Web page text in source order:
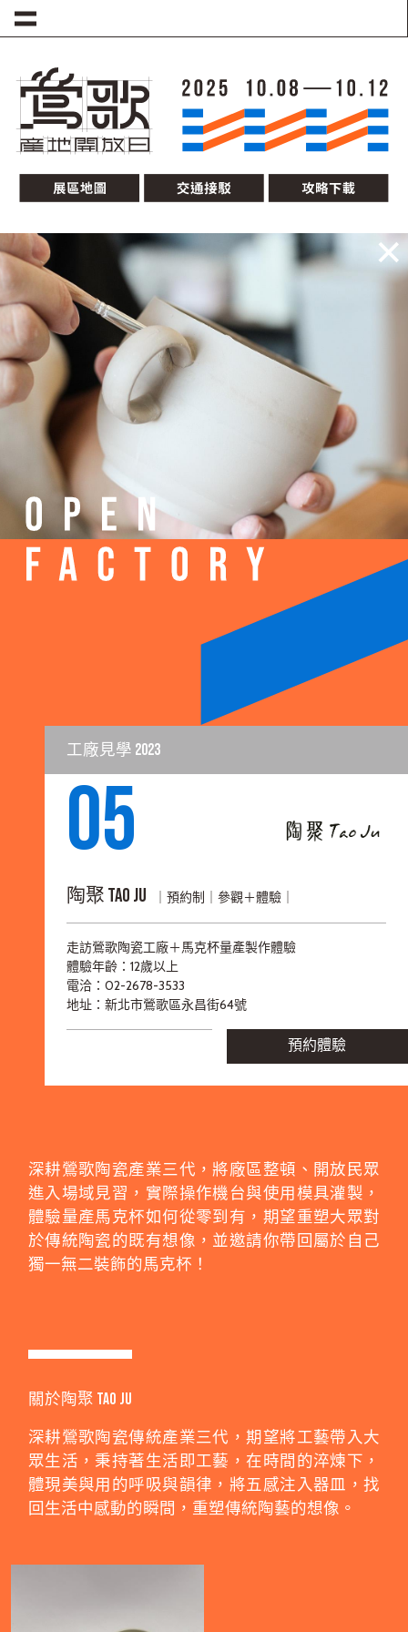
移至主內容
圖片
深耕鶯歌陶瓷產業三代，將廠區整頓、開放民眾
進入場域見習，實際操作機台與使用模具灌製，
體驗量產馬克杯如何從零到有，期望重塑大眾對
於傳統陶瓷的既有想像，並邀請你帶回屬於自己
獨一無二裝飾的馬克杯！
工廠見學 2023
05
陶聚 Tao Ju ｜預約制｜參觀＋體驗｜
走訪鶯歌陶瓷工廠＋馬克杯量產製作體驗
體驗年齡：12歲以上
電洽：02-2678-3533
地址：新北市鶯歌區永昌街64號
預約體驗
關於陶聚 Tao Ju
深耕鶯歌陶瓷傳統產業三代，期望將工藝帶入大
眾生活，秉持著生活即工藝，在時間的淬煉下，
體現美與用的呼吸與韻律，將五感注入器皿，找
回生活中感動的瞬間，重塑傳統陶藝的想像。